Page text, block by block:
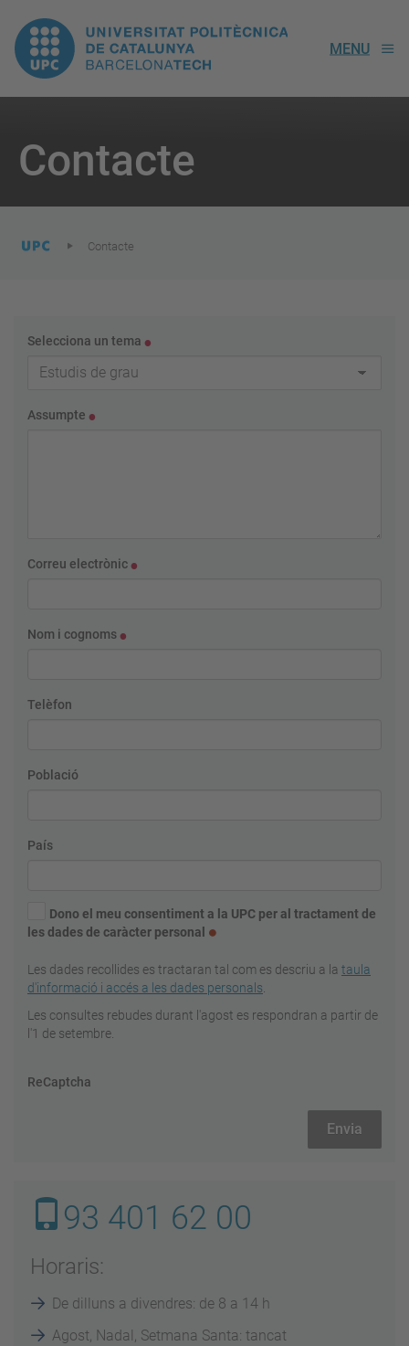
UPC.
Universitat
Politècnica
de
Catalunya
MENU
Contacte
are
here:
Contacte
Selecciona un tema
Assumpte
Correu electrònic
Nom i cognoms
Telèfon
Població
País
Dono el meu consentiment a la UPC per al tractament de
les dades de caràcter personal
Les dades recollides es tractaran tal com es descriu a la taula
d'informació i accés a les dades personals.
Les consultes rebudes durant l'agost es respondran a partir de
l'1 de setembre.
ReCaptcha
93 401 62 00
Horaris:
De dilluns a divendres: de 8 a 14 h
Agost, Nadal, Setmana Santa: tancat